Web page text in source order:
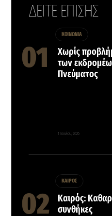
ΔΕΙΤΕ ΕΠΙΣΗΣ
ΚΟΙΝΩΝΙΑ
Χωρίς
των
Πνεύματος
1 Ιουνίου, 2026
ΚΑΙΡΟΣ
Καιρός:
συνθήκες